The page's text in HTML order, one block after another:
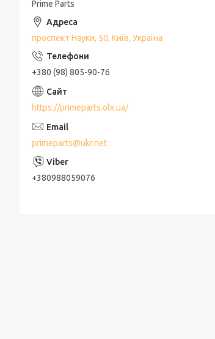
Prime Parts
проспект Науки, 50, Київ, Україна
+380 (98) 805-90-76
https://primeparts.olx.ua/
primeparts@ukr.net
+380988059076